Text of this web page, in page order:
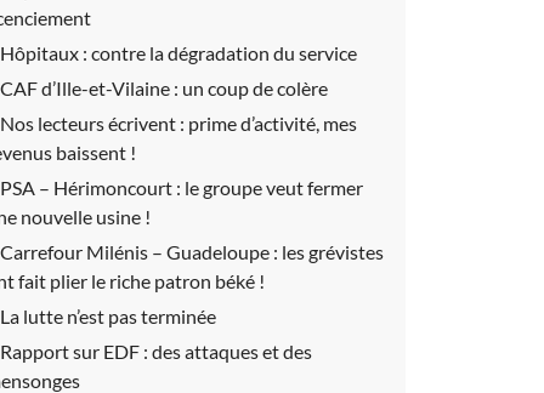
Hôpitaux : contre la dégradation du service
CAF d’Ille-et-Vilaine : un coup de colère
Nos lecteurs écrivent : prime d’activité, mes
baissent !
PSA – Hérimoncourt : le groupe veut fermer
nouvelle usine !
Carrefour Milénis – Guadeloupe : les grévistes
fait plier le riche patron béké !
La lutte n’est pas terminée
Rapport sur EDF : des attaques et des